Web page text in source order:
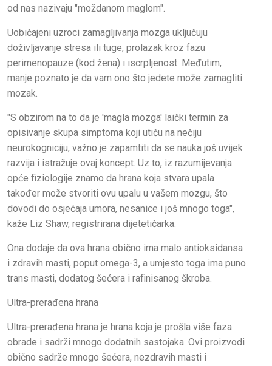
od nas nazivaju "moždanom maglom".
Uobičajeni uzroci zamagljivanja mozga uključuju
doživljavanje stresa ili tuge, prolazak kroz fazu
perimenopauze (kod žena) i iscrpljenost. Međutim,
manje poznato je da vam ono što jedete može zamagliti
mozak.
"S obzirom na to da je 'magla mozga' laički termin za
opisivanje skupa simptoma koji utiču na nečiju
neurokogniciju, važno je zapamtiti da se nauka još uvijek
razvija i istražuje ovaj koncept. Uz to, iz razumijevanja
opće fiziologije znamo da hrana koja stvara upala
također može stvoriti ovu upalu u vašem mozgu, što
dovodi do osjećaja umora, nesanice i još mnogo toga",
kaže Liz Shaw, registrirana dijetetičarka.
Ona dodaje da ova hrana obično ima malo antioksidansa
i zdravih masti, poput omega-3, a umjesto toga ima puno
trans masti, dodatog šećera i rafinisanog škroba.
Ultra-prerađena hrana
Ultra-prerađena hrana je hrana koja je prošla više faza
obrade i sadrži mnogo dodatnih sastojaka. Ovi proizvodi
obično sadrže mnogo šećera, nezdravih masti i